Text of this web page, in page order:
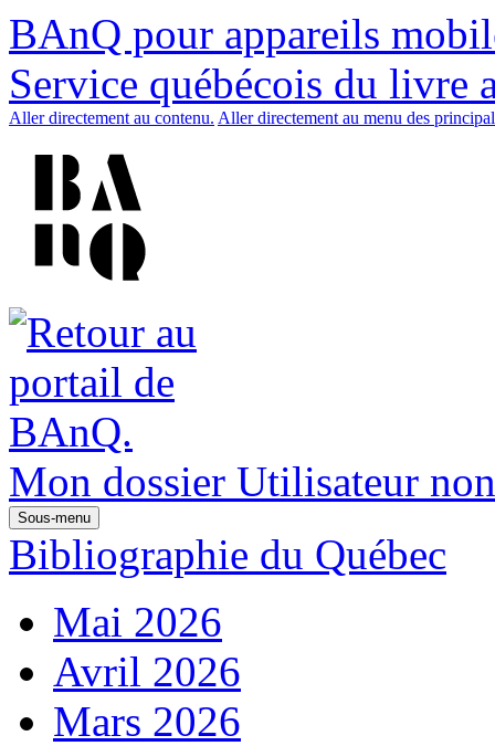
BAnQ pour appareils
Service québécois du livre
Aller directement au contenu. Aller directement au menu des
Mon dossier Utilisateur
Sous-menu
Bibliographie du Québec
Mai 2026
Avril 2026
Mars 2026